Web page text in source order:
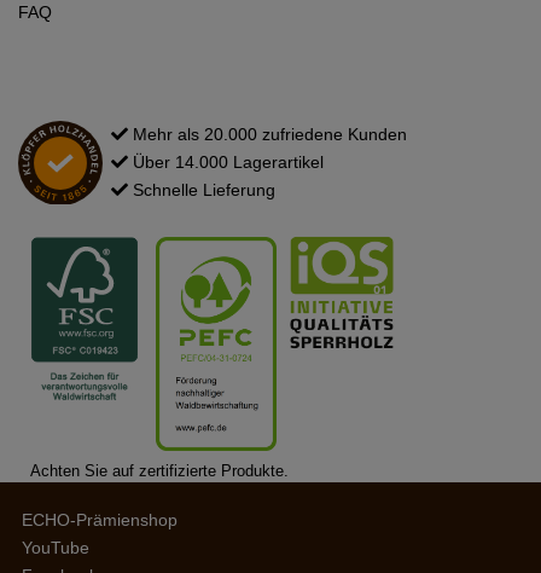
FAQ
Mehr als 20.000 zufriedene Kunden
Über 14.000 Lagerartikel
Schnelle Lieferung
Achten Sie auf zertifizierte Produkte.
ECHO-Prämienshop
YouTube